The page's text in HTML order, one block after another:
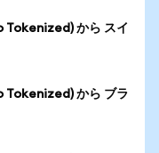
から スイ
Tokenized) から ブラ